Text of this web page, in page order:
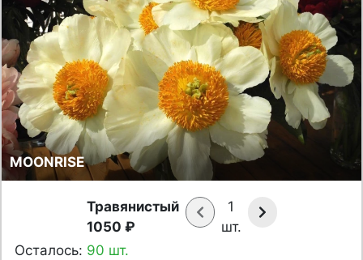
MOONRISE
Травянистый
1050 ₽
1
шт.
Осталось: 90 шт.